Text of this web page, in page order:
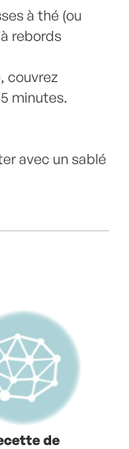
à thé (ou
rebords
couvrez
minutes.
avec un sablé
de